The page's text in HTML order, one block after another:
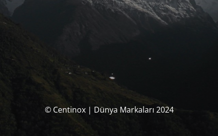
© Centinox | Dünya Markaları 2024